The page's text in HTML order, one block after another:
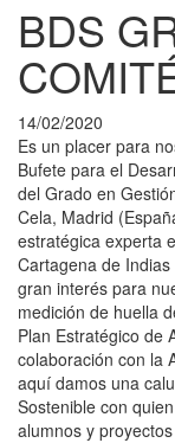
BDS
14/02/2020
Es un placer para
Bufete para el
del Grado en
Cela, Madrid
estratégica experta
Cartagena de
gran interés para
medición de huella
Plan Estratégico de
colaboración con la
aquí damos una
Sostenible con
alumnos y